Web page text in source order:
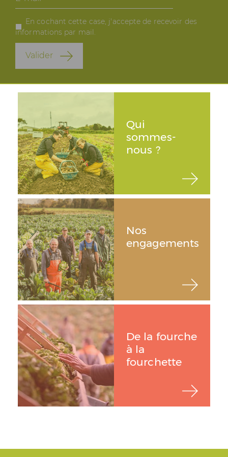
5
Marc
5/ 5 31.05.2026
Fabienne
OK super
5/ 5 16.05.2026
Georges
C'est très bon
5/ 5 05.05.2026
Martine
La sauce un délice merci
mail
En cochant cette case, j'accepte de recevoir des
informations par mail.
Valider
Qui
sommes-
nous ?
Nos
engagements
De la fourche
à la
fourchette